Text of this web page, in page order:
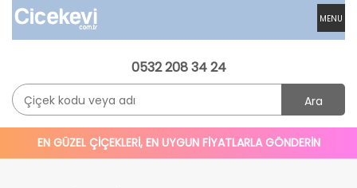
MENU
0532 208 34 24
Ara
EN GÜZEL ÇİÇEKLERİ, EN UYGUN FİYATLARLA GÖNDERİN